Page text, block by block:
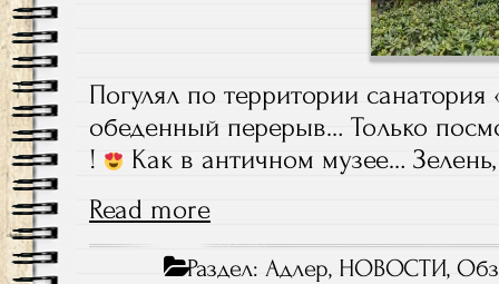
Погулял по территории
обеденный перерыв… Только
!
Как в античном музее…
Read more
Раздел:Адлер, НОВОСТИ,